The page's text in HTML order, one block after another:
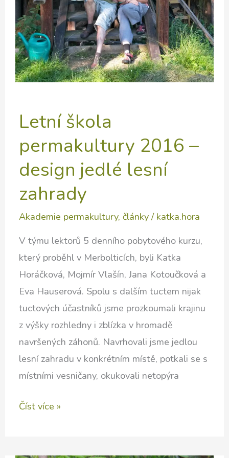
Letní škola
permakultury 2016 –
design jedlé lesní
zahrady
Akademie permakultury,články / katka.hora
V týmu lektorů 5 denního pobytového kurzu,
který proběhl v Merbolticích, byli Katka
Horáčková, Mojmír Vlašín, Jana Kotoučková a
Eva Hauserová. Spolu s dalším tuctem nijak
tuctových účastníků jsme prozkoumali krajinu
z výšky rozhledny i zblízka v hromadě
navršených záhonů. Navrhovali jsme jedlou
lesní zahradu v konkrétním místě, potkali se s
místními vesničany, okukovali netopýra
Letní
Číst více »